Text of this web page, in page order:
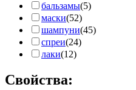
бальзамы(5)
маски(52)
шампуни(45)
спреи(24)
лаки(12)
Свойства: